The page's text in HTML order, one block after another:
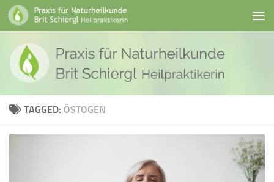
Skip to content
TAGGED: ÖSTOGEN